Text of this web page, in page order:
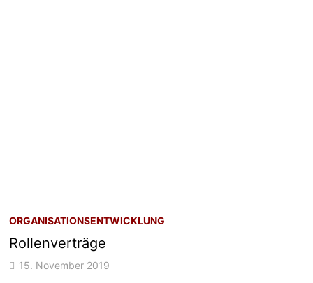
ORGANISATIONSENTWICKLUNG
Rollenverträge
15. November 2019